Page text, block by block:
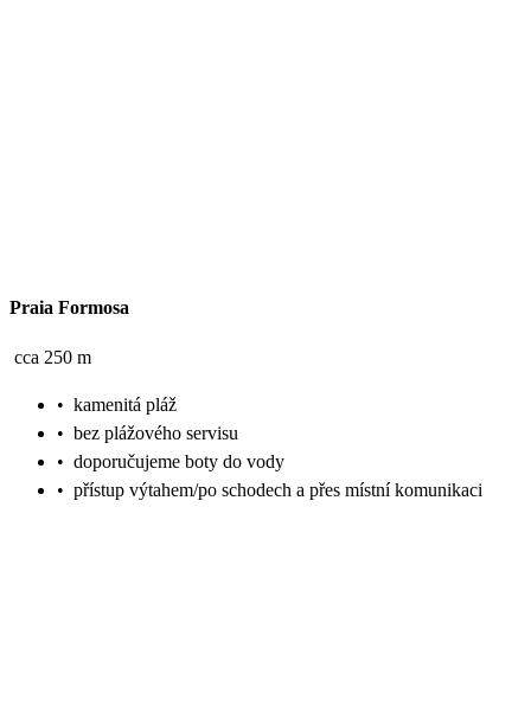
Praia Formosa
cca 250 m
• kamenitá pláž
• bez plážového servisu
• doporučujeme boty do vody
• přístup výtahem/po schodech a přes místní komunikaci